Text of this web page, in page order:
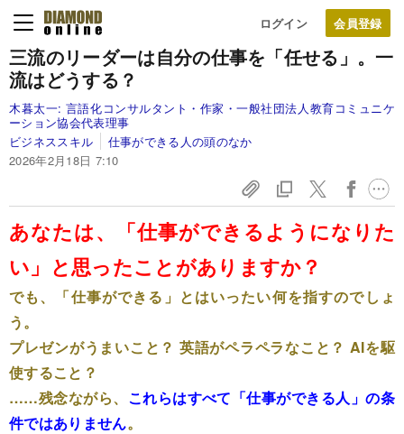
ログイン
三流のリーダーは自分の仕事を「任せる」。一
流はどうする？
木暮太一: 言語化コンサルタント・作家・一般社団法人教育コミュニケ
ーション協会代表理事
ビジネススキル
仕事ができる人の頭のなか
2026年2月18日 7:10
あなたは、「仕事ができるようになりた
い」と思ったことがありますか？
でも、「仕事ができる」とはいったい何を指すのでしょ
う。
プレゼンがうまいこと？ 英語がペラペラなこと？ AIを駆
使すること？
……残念ながら、 これらはすべて「仕事ができる人」の条
件ではありません。